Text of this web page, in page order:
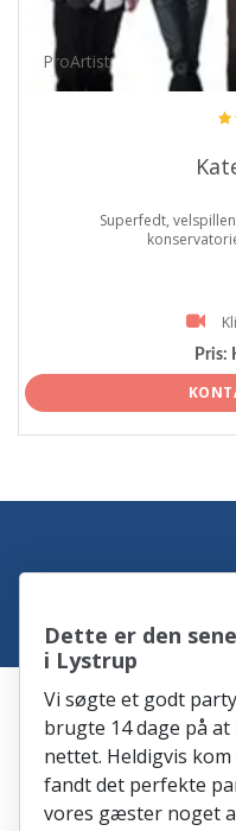
ProArtist
Superfedt,
Pris:
Dette er den
i Lystrup
Vi søgte et godt
brugte 14 dage på
nettet. Heldigvis
fandt det perfekte
vores gæster noget